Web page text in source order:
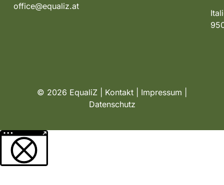
office@equaliz.at
© 2026 EqualiZ | Kontakt Impressum
Datenschutz
Weitere Informationen über den gesperrten Inhalt.